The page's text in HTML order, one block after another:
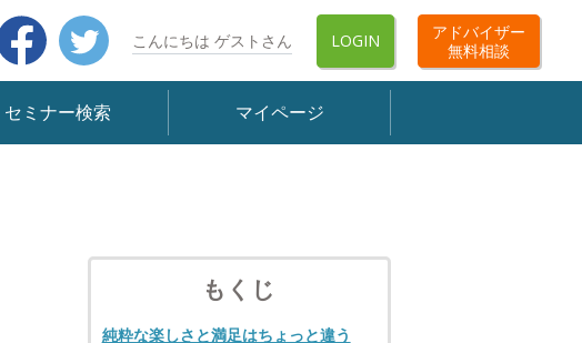
Facebook
こんにちは ゲストさん LOGIN
アドバイザー
無料相談
セミナー検索 マイページ
もくじ
純粋な楽しさと満足はちょっと違う